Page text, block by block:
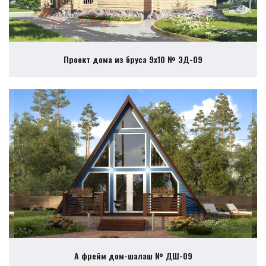
Проект дома из бруса 9х10 № ЭД-09
А фрейм дом-шалаш № ДШ-09